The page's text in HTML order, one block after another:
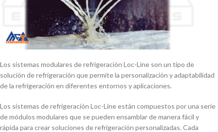
Los sistemas modulares de refrigeración Loc-Line son un tipo de
solución de refrigeración que permite la personalización y adaptabilidad
de la refrigeración en diferentes entornos y aplicaciones.
Los sistemas de refrigeración Loc-Line están compuestos por una serie
de módulos modulares que se pueden ensamblar de manera fácil y
rápida para crear soluciones de refrigeración personalizadas. Cada